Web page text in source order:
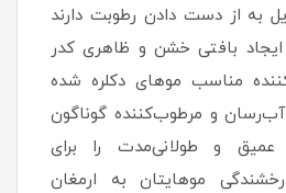
به از دست دادن رطوبت دارند
بافتی خشن و ظاهری کدر
مناسب موهای دکلره شده
و مرطوب‌کننده گوناگون
و طولانی‌مدت را برای
موهایتان به ارمغان